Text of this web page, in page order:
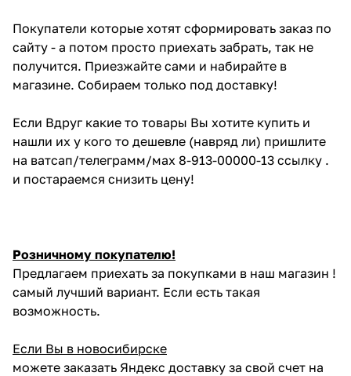
Покупатели которые хотят сформировать заказ по
сайту - а потом просто приехать забрать, так не
получится. Приезжайте сами и набирайте в
магазине. Собираем только под доставку!
Если Вдруг какие то товары Вы хотите купить и
нашли их у кого то дешевле (навряд ли) пришлите
на ватсап/телеграмм/мах 8-913-00000-13 ссылку .
и постараемся снизить цену!
Розничному покупателю!
Предлагаем приехать за покупками в наш магазин !
самый лучший вариант. Если есть такая
возможность.
Если Вы в новосибирске
можете заказать Яндекс доставку за свой счет на